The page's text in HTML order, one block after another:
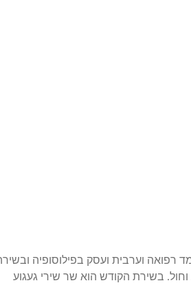
שבספרד. היה משורר בתקופת ימי הביניים ונפטר בשנת 1140. למד רפואה וערבית ועסק בפילוסופיה
בשירת הקודש הוא שר שירי געגוע